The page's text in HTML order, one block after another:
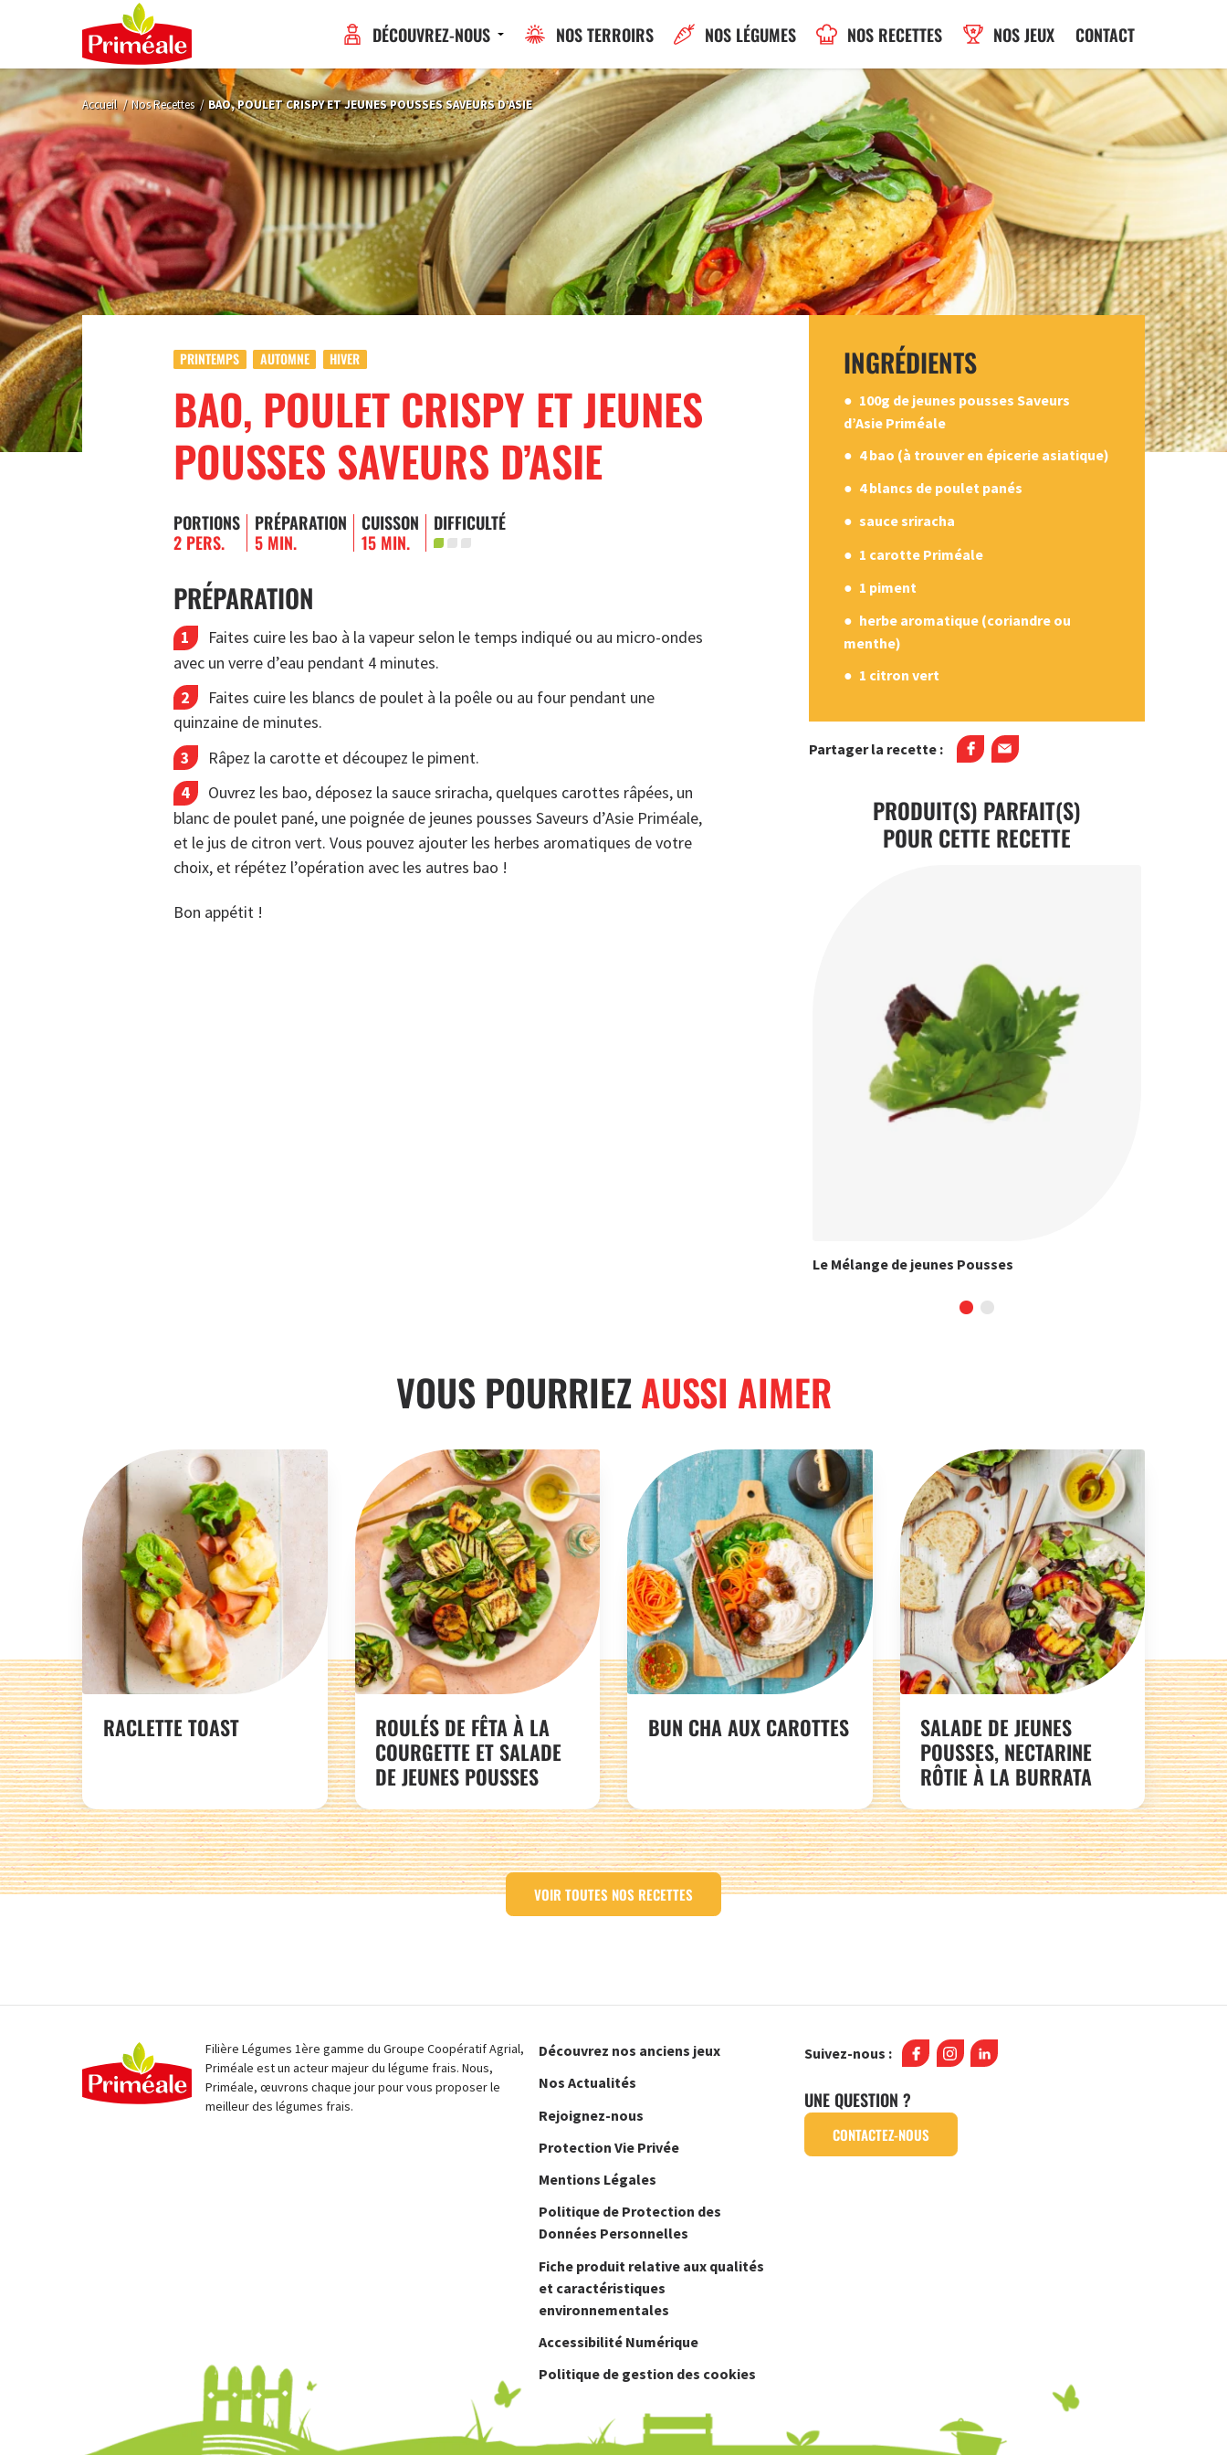
DÉCOUVREZ-NOUS NOS TERROIRS NOS LÉGUMES NOS RECETTES NOS JEUX CONTACT
Accueil / Nos Recettes / BAO, POULET CRISPY ET JEUNES POUSSES SAVEURS D’ASIE
PRINTEMPS AUTOMNE HIVER
BAO, POULET CRISPY ET JEUNES
POUSSES SAVEURS D’ASIE
PORTIONS
2 PERS.
PRÉPARATION
5 MIN.
CUISSON
15 MIN.
DIFFICULTÉ
PRÉPARATION
Faites cuire les bao à la vapeur selon le temps indiqué ou au micro-ondes
avec un verre d’eau pendant 4 minutes.
Faites cuire les blancs de poulet à la poêle ou au four pendant une
quinzaine de minutes.
Râpez la carotte et découpez le piment.
Ouvrez les bao, déposez la sauce sriracha, quelques carottes râpées, un
blanc de poulet pané, une poignée de jeunes pousses Saveurs d’Asie Priméale,
et le jus de citron vert. Vous pouvez ajouter les herbes aromatiques de votre
choix, et répétez l’opération avec les autres bao !
Bon appétit !
INGRÉDIENTS
100g de jeunes pousses Saveurs
d’Asie Priméale
4 bao (à trouver en épicerie asiatique)
4 blancs de poulet panés
sauce sriracha
1 carotte Priméale
1 piment
herbe aromatique (coriandre ou
menthe)
1 citron vert
Partager la recette :
PRODUIT(S) PARFAIT(S)
POUR CETTE RECETTE
Le Mélange de jeunes Pousses
VOUS POURRIEZAUSSI AIMER
RACLETTE TOAST
ROULÉS DE FÊTA À LA
COURGETTE ET SALADE
DE JEUNES POUSSES
BUN CHA AUX CAROTTES
SALADE DE JEUNES
POUSSES, NECTARINE
RÔTIE À LA BURRATA
VOIR TOUTES NOS RECETTES
Filière Légumes 1ère gamme du Groupe Coopératif Agrial,
Priméale est un acteur majeur du légume frais. Nous,
Priméale, œuvrons chaque jour pour vous proposer le
meilleur des légumes frais.
Découvrez nos anciens jeux
Nos Actualités
Rejoignez-nous
Protection Vie Privée
Mentions Légales
Politique de Protection des
Données Personnelles
Fiche produit relative aux qualités
et caractéristiques
environnementales
Accessibilité Numérique
Politique de gestion des cookies
Suivez-nous :
UNE QUESTION ?
CONTACTEZ-NOUS